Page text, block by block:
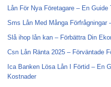
Lån För Nya Företagare – En Guide
Sms Lån Med Många Förfrågningar
Slå ihop lån kan – Förbättra Din
Csn Lån Ränta 2025 – Förväntade
Ica Banken Lösa Lån I Förtid – En
Kostnader